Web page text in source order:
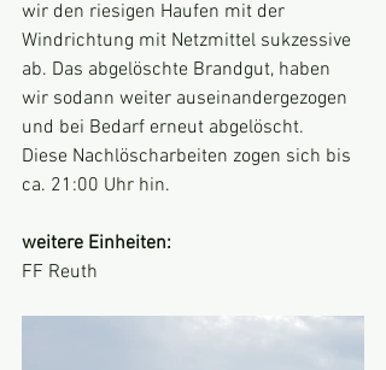
wir den riesigen Haufen mit der
Windrichtung mit Netzmittel sukzessive
ab. Das abgelöschte Brandgut, haben
wir sodann weiter auseinandergezogen
und bei Bedarf erneut abgelöscht.
Diese Nachlöscharbeiten zogen sich bis
ca. 21:00 Uhr hin.
weitere Einheiten:
FF Reuth